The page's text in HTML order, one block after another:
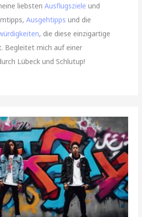
liebstenAusflugsziele und
Ausgehtipps und die
, die diese einzigartige
Begleitet mich auf einer
Lübeck und Schlutup!